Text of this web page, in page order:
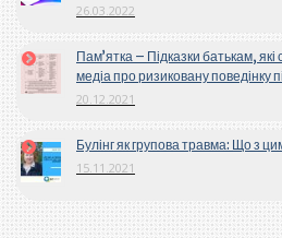
26.03.2022
Пам’ятка – Підказки батькам,
медіа про ризиковану поведінку
20.12.2021
Булінг як групова травма: Що з
15.11.2021